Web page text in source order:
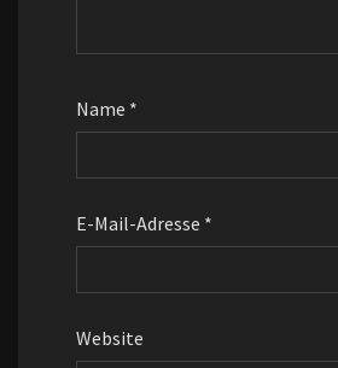
Name *
E-Mail-Adresse *
Website